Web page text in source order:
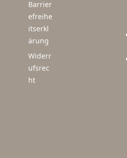
Barrier
efreihe
itserkl
ärung
Widerr
ufsrec
ht